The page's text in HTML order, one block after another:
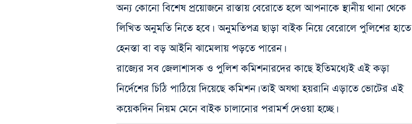
অন্য কোনো বিশেষ প্রয়োজনে রাস্তায় বেরোতে হলে আপনাকে স্থানীয় থানা থেকে
লিখিত অনুমতি নিতে হবে। অনুমতিপত্র ছাড়া বাইক নিয়ে বেরোলে পুলিশের হাতে
হেনস্তা বা বড় আইনি ঝামেলায় পড়তে পারেন।
রাজ্যের সব জেলাশাসক ও পুলিশ কমিশনারদের কাছে ইতিমধ্যেই এই কড়া
নির্দেশের চিঠি পাঠিয়ে দিয়েছে কমিশন। তাই অযথা হয়রানি এড়াতে ভোটের এই
কয়েকদিন নিয়ম মেনে বাইক চালানোর পরামর্শ দেওয়া হচ্ছে।